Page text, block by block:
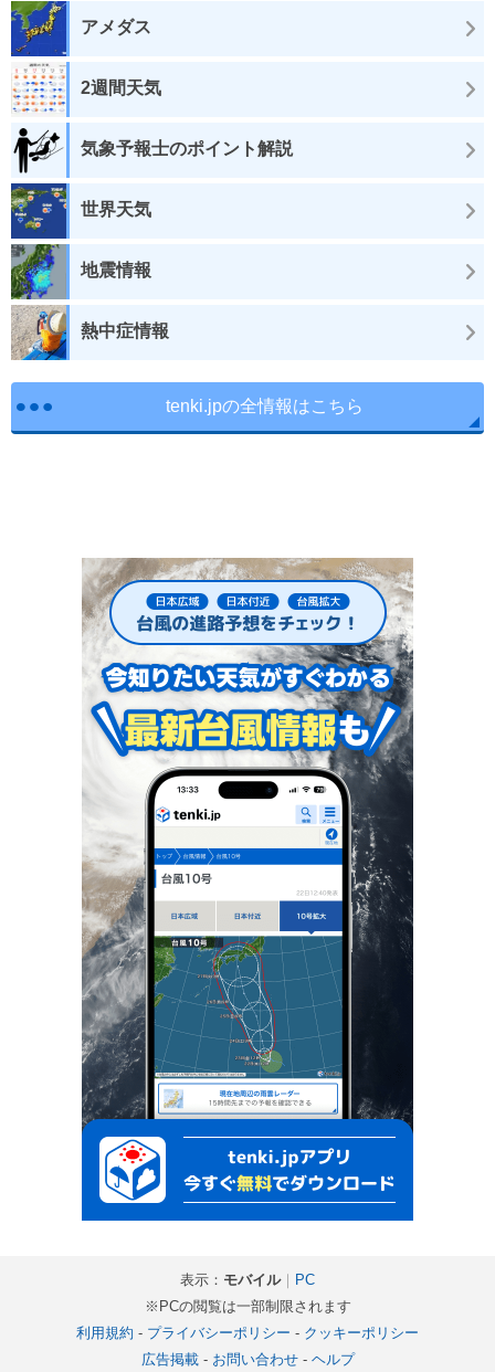
アメダス
2週間天気
気象予報士のポイント解説
世界天気
地震情報
熱中症情報
tenki.jpの全情報はこちら
表示： モバイル｜ PC
※PCの閲覧は一部制限されます
利用規約 - プライバシーポリシー - クッキーポリシー
広告掲載- お問い合わせ- ヘルプ